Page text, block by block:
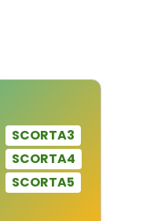
SCORTA3
SCORTA4
SCORTA5